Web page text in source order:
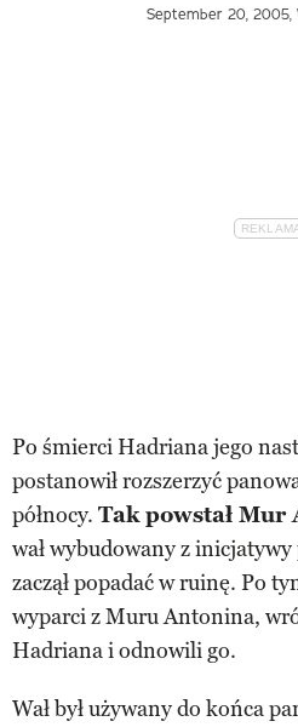
September 20, 2005,
Po śmierci Hadriana jego
postanowił rozszerzyć
północy. Tak powstał Mur
wał wybudowany z
zaczął popadać w ruinę. Po
wyparci z Muru Antonina,
Hadriana i odnowili go.
Wał był używany do końca